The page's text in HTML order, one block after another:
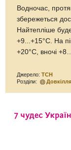
Водночас,
збережеться
Найтепліше
+9...+15°С. На
+20°С, вночі
Джерело:ТСН
Розділи:
Довкілля